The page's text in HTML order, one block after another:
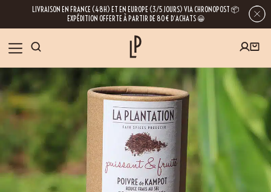
LIVRAISON EN FRANCE (48H) ET EN EUROPE (3/5 JOURS) VIA CHRONOPOST 📦
EXPÉDITION OFFERTE À PARTIR DE 80€ D’ACHATS 😀
NOS ÉPICES
RECETTES
BLOG
INSCRIVEZ-VOUS À LA NEWSLETTER
En laissant votre e-mail, vous obtenez l’accès à nos newsletters riches en
conseils, inspirations et informations sur nos dernières nouveautés. Bien sûr, se
désinscrire est possible à tout moment.